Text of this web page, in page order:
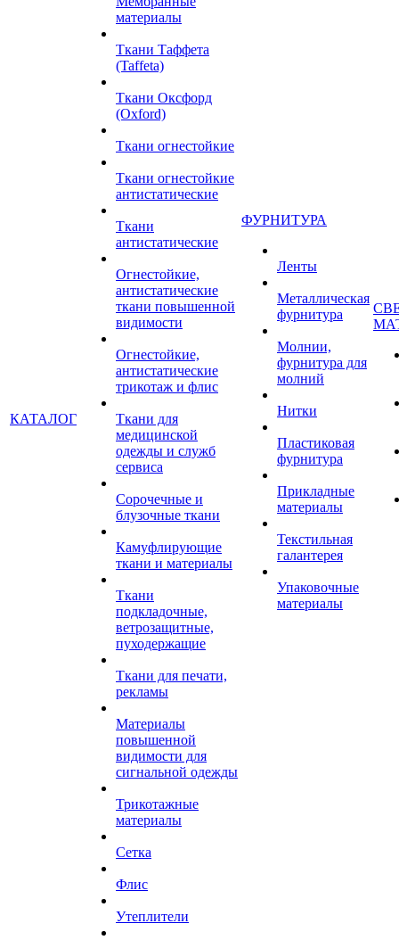
КАТАЛОГ
материалы
Ткани Таффета
(Taffeta)
Ткани Оксфорд
(Oxford)
Ткани огнестойкие
Ткани огнестойкие
антистатические
Ткани
антистатические
Огнестойкие,
антистатические
ткани повышенной
видимости
Огнестойкие,
антистатические
трикотаж и флис
Ткани для
медицинской
одежды и служб
сервиса
Сорочечные и
блузочные ткани
Камуфлирующие
ткани и материалы
Ткани
подкладочные,
ветрозащитные,
пуходержащие
Ткани для печати,
рекламы
Материалы
повышенной
видимости для
сигнальной одежды
Трикотажные
материалы
Сетка
Флис
Утеплители
ФУРНИТУРА
Ленты
Металлическая
фурнитура
Молнии,
фурнитура для
молний
Нитки
Пластиковая
фурнитура
Прикладные
материалы
Текстильная
галантерея
Упаковочные
материалы